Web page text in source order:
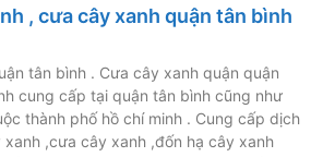
, cưa cây xanh quận tân bình
tân bình . Cưa cây xanh quận quận
cung cấp tại quận tân bình cũng như
thành phố hồ chí minh . Cung cấp dịch
,cưa cây xanh ,đốn hạ cây xanh